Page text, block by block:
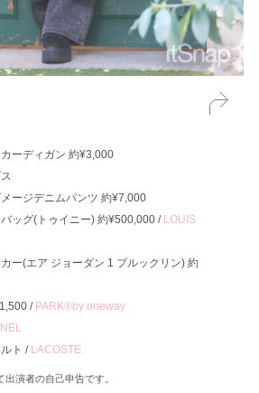
ーディガン 約¥3,000
ージデニムパンツ 約¥7,000
ッグ(トゥイニー) 約¥500,000 / LOUIS
ー(エア ジョーダン 1 ブルックリン) 約
/ PARK®︎by oneway
ト / LACOSTE
演者の自己申告です。